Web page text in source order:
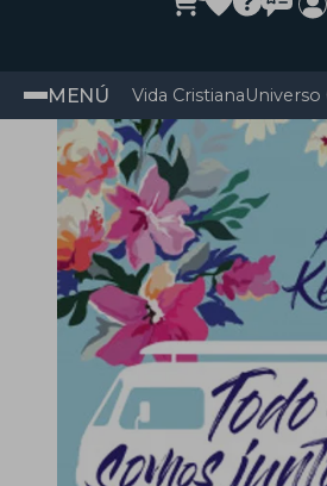
MENÚ Vida CristianaUniverso